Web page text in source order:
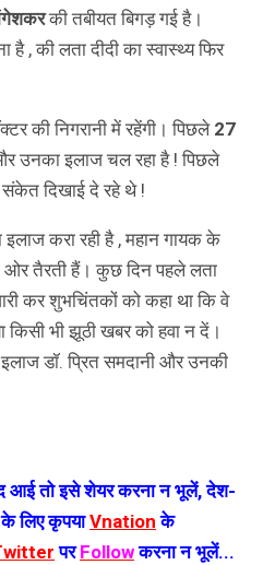
की तबीयत बिगड़ गई है।
है , की लता दीदी का स्वास्थ्य फिर
की निगरानी में रहेंगी। पिछले 27
उनका इलाज चल रहा है ! पिछले
दिखाई दे रहे थे !
करा रही है , महान गायक के
ओर तैरती हैं। कुछ दिन पहले लता
कर शुभचिंतकों को कहा था कि वे
किसी भी झूठी खबर को हवा न दें।
डॉ. प्रित समदानी और उनकी
आई तो इसे शेयर करना न भूलें, देश-
लिए कृपयाVnation के
परFollowकरना न भूलें...